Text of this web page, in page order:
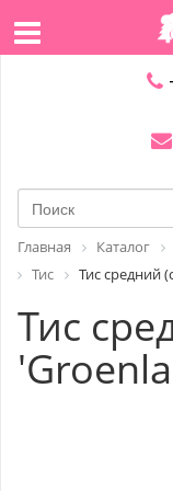
Главная Каталог
Тис
Тис средний
Тис